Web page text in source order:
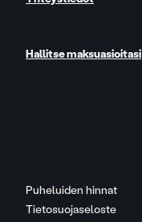
Puheluiden hinnat
Tietosuojaseloste
Hallitse maksuasioitasi